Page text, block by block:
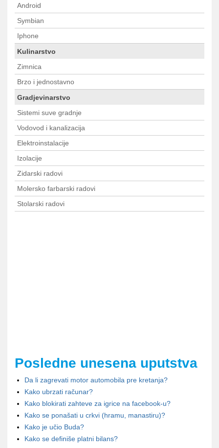
Android
Symbian
Iphone
Kulinarstvo
Zimnica
Brzo i jednostavno
Gradjevinarstvo
Sistemi suve gradnje
Vodovod i kanalizacija
Elektroinstalacije
Izolacije
Zidarski radovi
Molersko farbarski radovi
Stolarski radovi
Posledne unesena uputstva
Da li zagrevati motor automobila pre kretanja?
Kako ubrzati računar?
Kako blokirati zahteve za igrice na facebook-u?
Kako se ponašati u crkvi (hramu, manastiru)?
Kako je učio Buda?
Kako se definiše platni bilans?